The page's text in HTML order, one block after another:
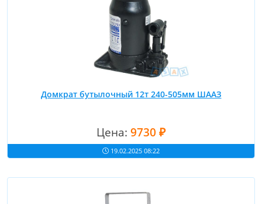
Домкрат бутылочный 12т 240-505мм ШААЗ
Цена: 9730 ₽
19.02.2025 08:22